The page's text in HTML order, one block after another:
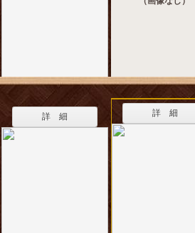
詳 細 詳 細